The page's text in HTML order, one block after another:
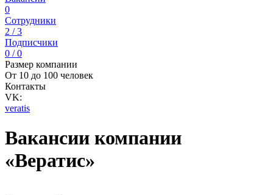
0
Сотрудники
2 / 3
Подписчики
0 / 0
Размер компании
От 10 до 100 человек
Контакты
VK:
veratis
Вакансии компании
«Вератис»